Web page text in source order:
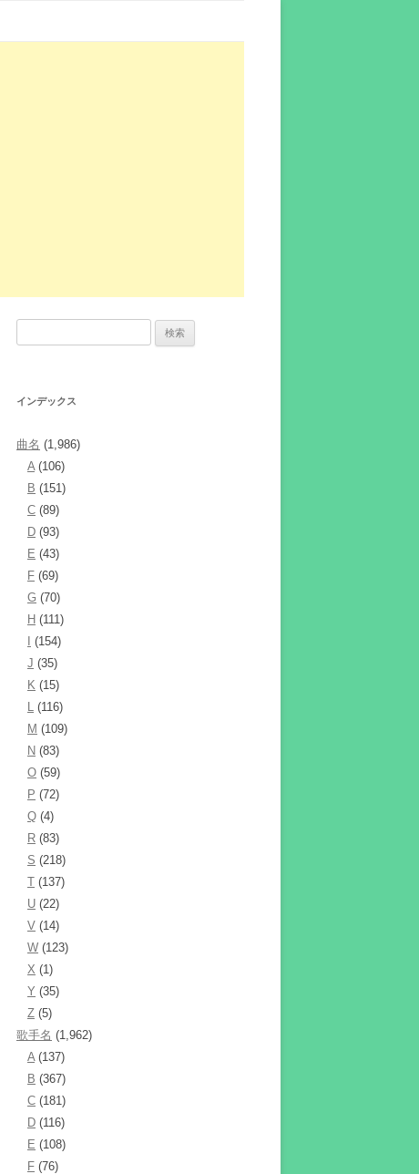
インデックス
曲名 (1,986)
A(106)
B (151)
C (89)
D (93)
E (43)
F (69)
G (70)
H (111)
(154)
J (35)
K (15)
L (116)
M (109)
N (83)
O (59)
P (72)
Q (4)
R (83)
S (218)
T (137)
U (22)
V (14)
W (123)
X (1)
Y (35)
Z (5)
歌手名 (1,962)
A(137)
B (367)
C (181)
D (116)
E (108)
F (76)